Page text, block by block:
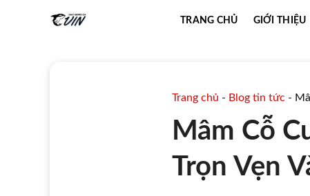
TRANG CHỦ GIỚI THIỆU
Trang chủ - Blog tin tức -
Mâm Cỗ
Trọn Vẹn